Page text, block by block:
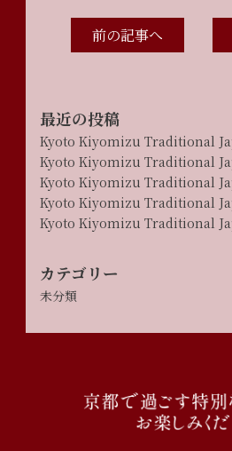
前の記事へ
最近の投稿
Kyoto Kiyomizu Traditional
Kyoto Kiyomizu Traditional
Kyoto Kiyomizu Traditional
Kyoto Kiyomizu Traditional
Kyoto Kiyomizu Traditional
カテゴリー
未分類